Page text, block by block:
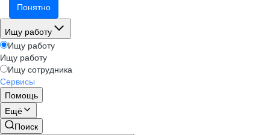
Понятно
Ищу работу
Ищу работу
Ищу работу
Ищу сотрудника
Сервисы
Помощь
Ещё
Поиск